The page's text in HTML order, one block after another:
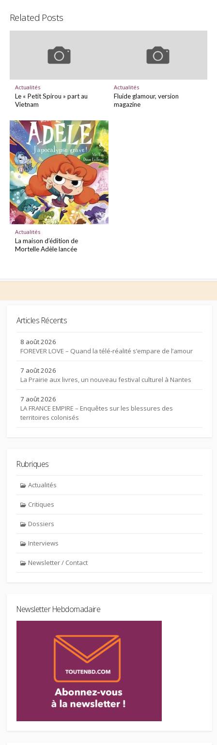
Related Posts
Actualités
Le « Petit Spirou » part au
Vietnam
Actualités
Fluide glamour, version
magazine
Actualités
La maison d’édition de
Mortelle Adèle lancée
Articles Récents
8 août 2026
FOREVER LOVE – Quand la télé-réalité s’empare de l’amour
7 août 2026
La Prairie aux livres, un nouveau festival culturel à Nantes
7 août 2026
LA FRANCE EMPIRE – Enquêtes sur les blessures des
territoires colonisés
Rubriques
Actualités
Critiques
Dossiers
Interviews
Newsletter / Contact
Newsletter Hebdomadaire